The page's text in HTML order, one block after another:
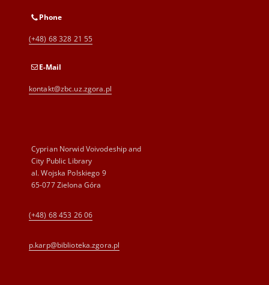
Phone
(+48) 68 328 21 55
E-Mail
kontakt@zbc.uz.zgora.pl
Cyprian Norwid Voivodeship and
City Public Library
al. Wojska Polskiego 9
65-077 Zielona Góra
(+48) 68 453 26 06
p.karp@biblioteka.zgora.pl